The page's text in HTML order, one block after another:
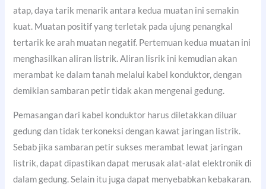
atap, daya tarik menarik antara kedua muatan ini semakin
kuat. Muatan positif yang terletak pada ujung penangkal
tertarik ke arah muatan negatif. Pertemuan kedua muatan ini
menghasilkan aliran listrik. Aliran lisrik ini kemudian akan
merambat ke dalam tanah melalui kabel konduktor, dengan
demikian sambaran petir tidak akan mengenai gedung.
Pemasangan dari kabel konduktor harus diletakkan diluar
gedung dan tidak terkoneksi dengan kawat jaringan listrik.
Sebab jika sambaran petir sukses merambat lewat jaringan
listrik, dapat dipastikan dapat merusak alat-alat elektronik di
dalam gedung. Selain itu juga dapat menyebabkan kebakaran.